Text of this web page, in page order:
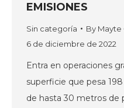
EMISIONES
Sin categoría By Mayte
6 de diciembre de 2022
Entra en operaciones
superficie que pesa
de hasta 30 metros de